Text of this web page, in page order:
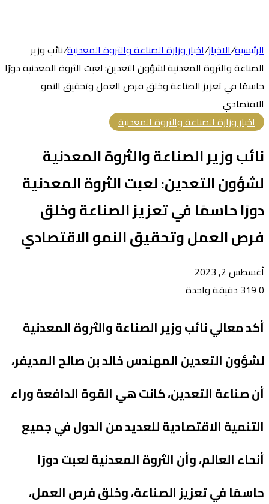
الرئيسية/الاخبار/اخبار وزارة الصناعة والثروة المعدنية/نائب وزير
الصناعة والثروة المعدنية لشؤون التعدين: لعبت الثروة المعدنية دورًا
حاسمًا في تعزيز الصناعة وخلق فرص العمل وتحقيق النمو
الاقتصادي
اخبار وزارة الصناعة والثروة المعدنية
نائب وزير الصناعة والثروة المعدنية
لشؤون التعدين: لعبت الثروة المعدنية
دورًا حاسمًا في تعزيز الصناعة وخلق
فرص العمل وتحقيق النمو الاقتصادي
أغسطس 2, 2023
0
دقيقة واحدة
أكد معالي نائب وزير الصناعة والثروة المعدنية
لشؤون التعدين المهندس خالد بن صالح المديفر،
أن صناعة التعدين، كانت هي القوة الدافعة وراء
التنمية الاقتصادية للعديد من الدول في جميع
أنحاء العالم، وأن الثروة المعدنية لعبت دورًا
حاسمًا في تعزيز الصناعة، وخلق فرص العمل،